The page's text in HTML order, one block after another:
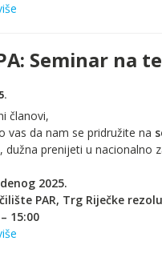
Seminar na
članovi,
vas da nam se pridružite na
dužna prenijeti u nacionalno
2025.
PAR, Trg Riječke
15:00